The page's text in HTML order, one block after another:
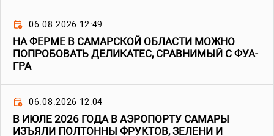
06.08.2026 12:49
НА ФЕРМЕ В САМАРСКОЙ ОБЛАСТИ МОЖНО
ПОПРОБОВАТЬ ДЕЛИКАТЕС, СРАВНИМЫЙ С ФУА-
ГРА
06.08.2026 12:04
В ИЮЛЕ 2026 ГОДА В АЭРОПОРТУ САМАРЫ
ИЗЪЯЛИ ПОЛТОННЫ ФРУКТОВ, ЗЕЛЕНИ И